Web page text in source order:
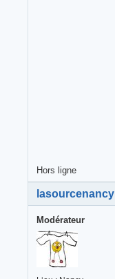
Hors ligne
lasourcenancy
Modérateur